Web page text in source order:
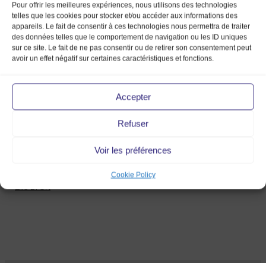
Pour offrir les meilleures expériences, nous utilisons des technologies
telles que les cookies pour stocker et/ou accéder aux informations des
appareils. Le fait de consentir à ces technologies nous permettra de traiter
des données telles que le comportement de navigation ou les ID uniques
sur ce site. Le fait de ne pas consentir ou de retirer son consentement peut
avoir un effet négatif sur certaines caractéristiques et fonctions.
Accepter
Refuser
Voir les préférences
Cookie Policy
Elle LYON